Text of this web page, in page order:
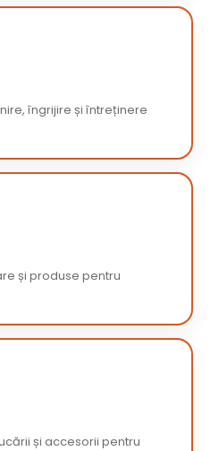
îngrijire și întreținere
și produse pentru
și accesorii pentru